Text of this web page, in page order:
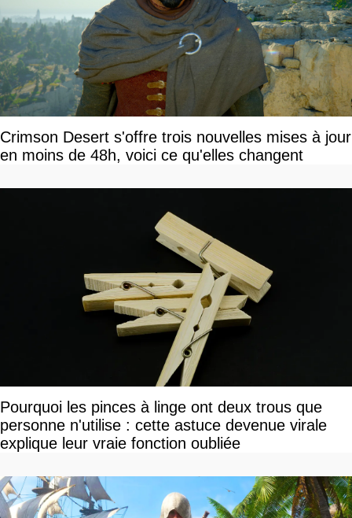
Crimson Desert s'offre trois nouvelles mises à jour
en moins de 48h, voici ce qu'elles changent
Pourquoi les pinces à linge ont deux trous que
personne n'utilise : cette astuce devenue virale
explique leur vraie fonction oubliée